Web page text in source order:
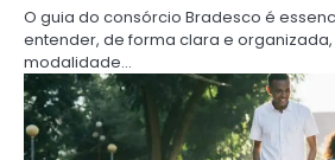
O guia do consórcio Bradesco é
entender, de forma clara e
modalidade…